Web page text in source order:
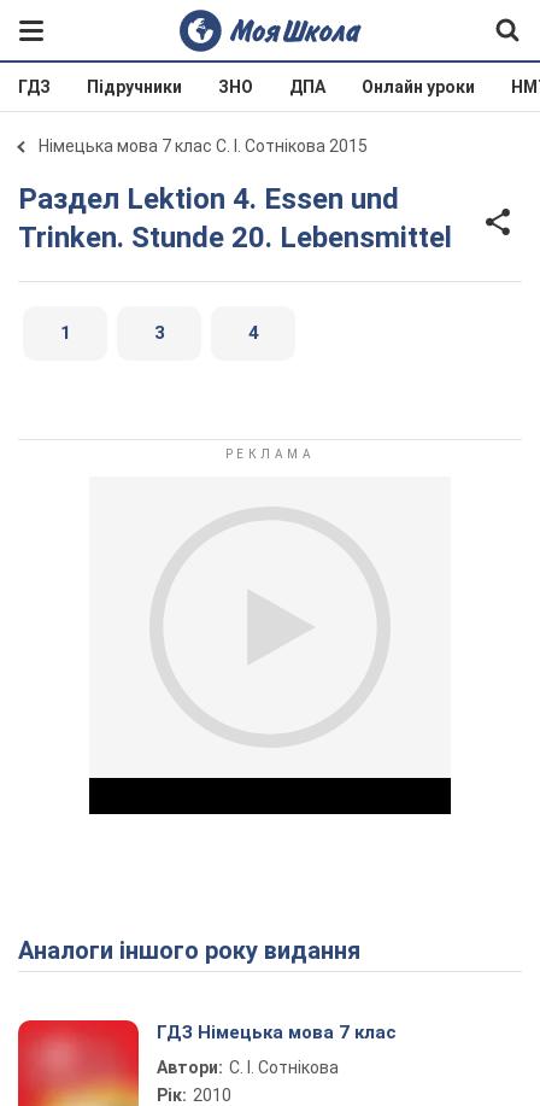
ГДЗ Підручники ЗНО ДПА Онлайн уроки
Німецька мова 7 клас С. І. Сотнікова 2015
Раздел Lektion 4. Essen und
Trinken. Stunde 20. Lebensmittel
1 3 4
Play Video
Аналоги іншого року видання
ГДЗ Німецька мова 7 клас
Автори: С. І. Сотнікова
Рік: 2010